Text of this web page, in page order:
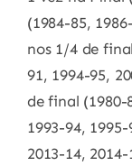
(1984-85,
nos 1/4 de
91, 1994-95,
de final (1980-
1993-94,
2013-14,